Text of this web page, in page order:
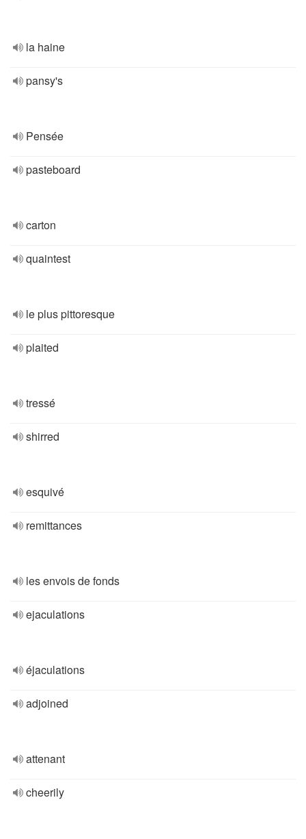
la haine
pansy's
Pensée
pasteboard
carton
quaintest
le plus pittoresque
plaited
tressé
shirred
esquivé
remittances
les envois de fonds
ejaculations
éjaculations
adjoined
attenant
cheerily